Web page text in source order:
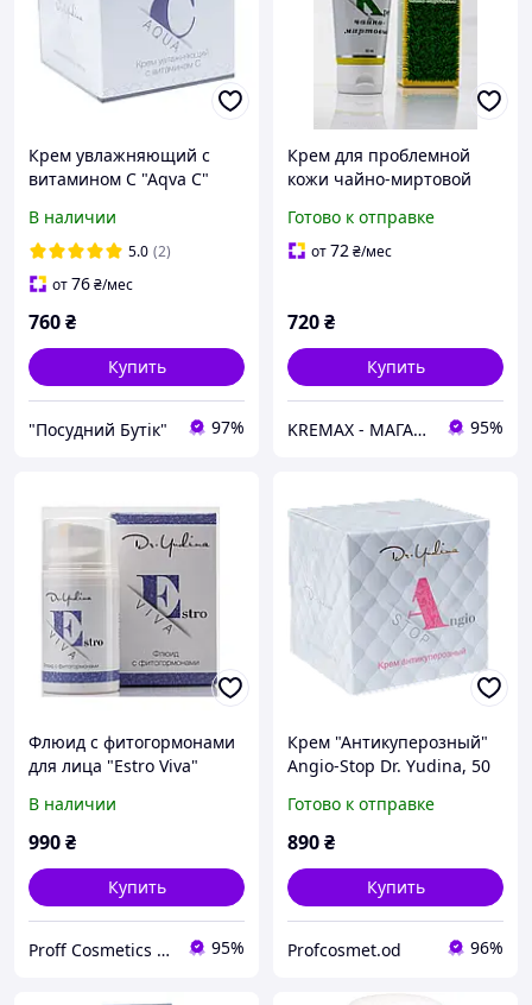
Крем увлажняющий с
витамином C "Aqva C"
В наличии
5.0 (2)
от76₴/мес
760₴
Купить
"Посудний Бутік" 97%
Крем для проблемной
кожи чайно-миртовой
Готово к отправке
от72₴/мес
720₴
Купить
KREMAX - МАГАЗИН КОСМЕТИКИ 95%
Флюид с фитогормонами
для лица "Estro Viva"
В наличии
990₴
Купить
Proff Cosmetics - професійна косметика провідних брендів світу 95%
Крем "Антикуперозный"
Angio-Stop Dr. Yudina, 50
Готово к отправке
890₴
Купить
Profcosmet.od 96%